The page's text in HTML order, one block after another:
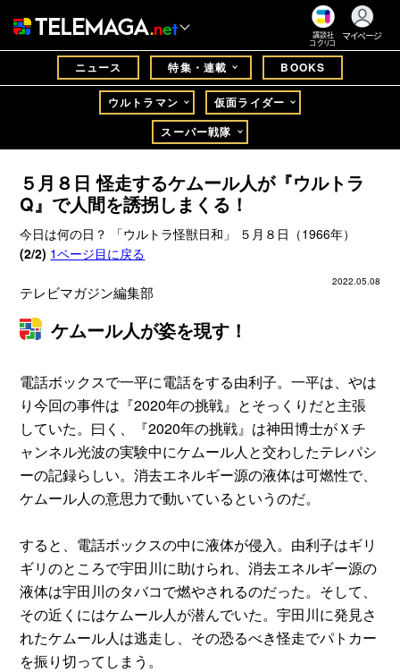
講談社
コクリコ
マイページ
ニュース 特集・連載 BOOKS
ウルトラマン
仮面ライダー
スーパー戦隊
５月８日 怪走するケムール人が『ウルトラ
Q』で人間を誘拐しまくる！
今日は何の日？ 「ウルトラ怪獣日和」 ５月８日（1966年）
(2/2) 1ページ目に戻る
2022.05.08
テレビマガジン編集部
ケムール人が姿を現す！
電話ボックスで一平に電話をする由利子。一平は、やは
り今回の事件は『2020年の挑戦』とそっくりだと主張
していた。曰く、『2020年の挑戦』は神田博士がＸチ
ャンネル光波の実験中にケムール人と交わしたテレパシ
ーの記録らしい。消去エネルギー源の液体は可燃性で、
ケムール人の意思力で動いているというのだ。
すると、電話ボックスの中に液体が侵入。由利子はギリ
ギリのところで宇田川に助けられ、消去エネルギー源の
液体は宇田川のタバコで燃やされるのだった。そして、
その近くにはケムール人が潜んでいた。宇田川に発見さ
れたケムール人は逃走し、その恐るべき怪走でパトカー
を振り切ってしまう。